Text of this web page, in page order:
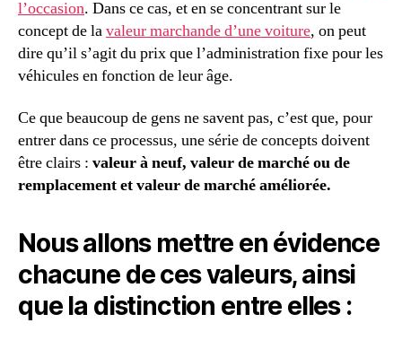
l’occasion. Dans ce cas, et en se concentrant sur le
concept de lavaleur marchande d’une voiture, on peut
dire qu’il s’agit du prix que l’administration fixe pour les
véhicules en fonction de leur âge.
Ce que beaucoup de gens ne savent pas, c’est que, pour
entrer dans ce processus, une série de concepts doivent
être clairs : valeur à neuf, valeur de marché ou de
remplacement et valeur de marché améliorée.
Nous allons mettre en évidence
chacune de ces valeurs, ainsi
que la distinction entre elles :